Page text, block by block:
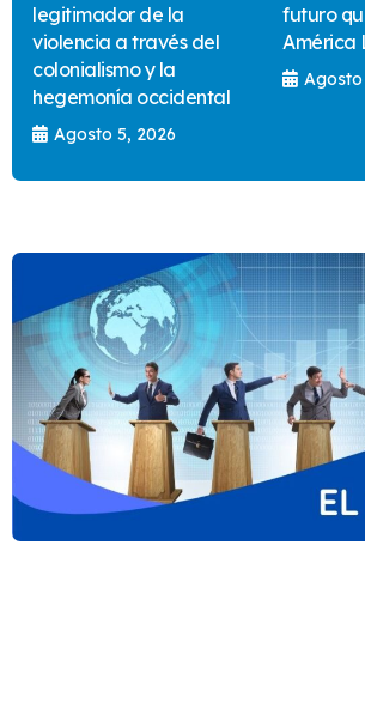
legitimador de la
violencia a través del
colonialismo y la
hegemonía occidental
Agosto 5, 2026
futuro
América
Agosto